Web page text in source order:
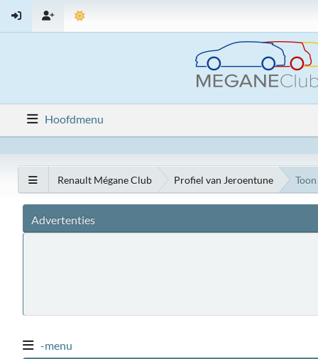
Hoofdmenu
Renault Mégane Club Profiel van Jeroentune
Advertenties
-menu